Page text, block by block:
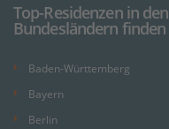
Top-Residenzen in den
Bundesländern finden
Baden-Württemberg
Bayern
Berlin